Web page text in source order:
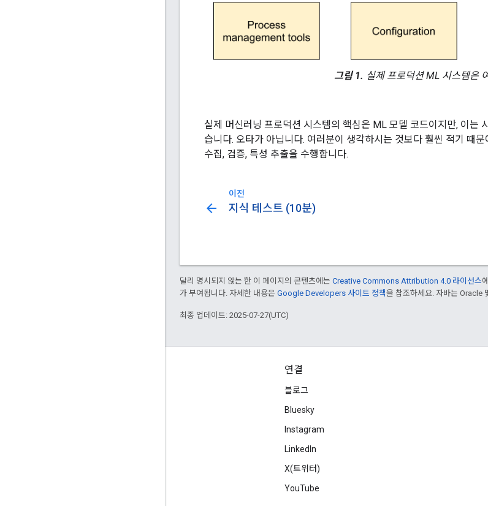
그림 1. 실제 프로덕션 ML 시스템은
실제 머신러닝 프로덕션 시스템의 핵심은 ML 모델 코드이지만, 이는
습니다. 오타가 아닙니다. 여러분이 생각하시는 것보다 훨씬 적기 때
수집, 검증, 특성 추출을 수행합니다.
이전
arrow_back 지식 테스트 (10분)
달리 명시되지 않는 한 이 페이지의 콘텐츠에는 Creative Commons Attribution 4.0 라이선스
가 부여됩니다. 자세한 내용은 Google Developers 사이트 정책을 참조하세요. 자바는 Oracle
최종 업데이트: 2025-07-27(UTC)
연결
블로그
Bluesky
Instagram
LinkedIn
X(트위터)
YouTube